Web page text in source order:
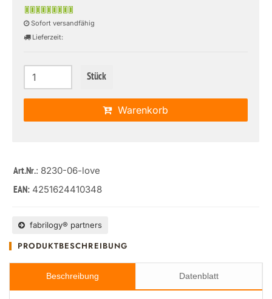
Sofort versandfähig
Lieferzeit:
Stück
Warenkorb
Art.Nr.: 8230-06-love
EAN: 4251624410348
fabrilogy® partners
PRODUKTBESCHREIBUNG
Beschreibung Datenblatt